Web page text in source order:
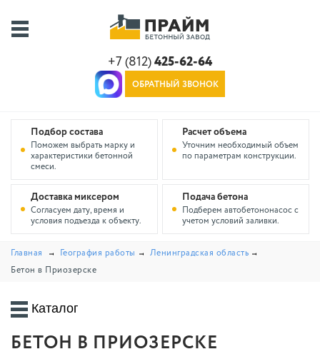
+7 (812) 425-62-64
ОБРАТНЫЙ ЗВОНОК
Подбор состава
Поможем выбрать марку и
характеристики бетонной
смеси.
Расчет объема
Уточним необходимый объем
по параметрам конструкции.
Доставка миксером
Согласуем дату, время и
условия подъезда к объекту.
Подача бетона
Подберем автобетононасос с
учетом условий заливки.
Главная География работы
Ленинградская область
Бетон в Приозерске
Каталог
БЕТОН В ПРИОЗЕРСКЕ